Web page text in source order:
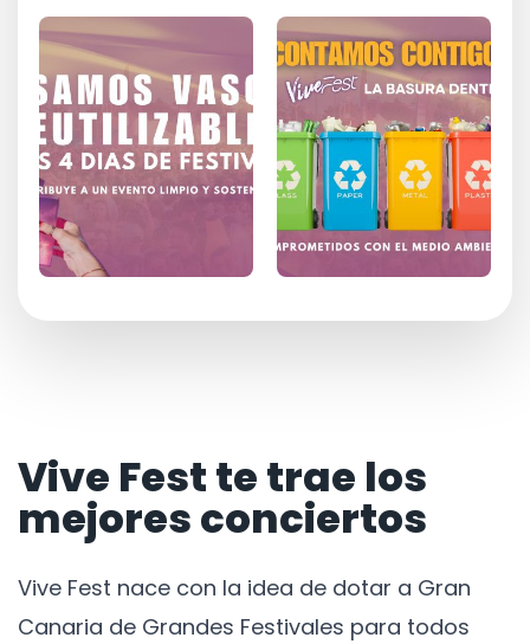
Vive Fest te trae los
mejores conciertos
Vive Fest nace con la idea de dotar a Gran
Canaria de Grandes Festivales para todos